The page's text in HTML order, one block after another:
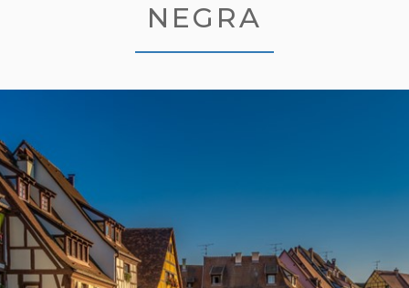
NEGRA